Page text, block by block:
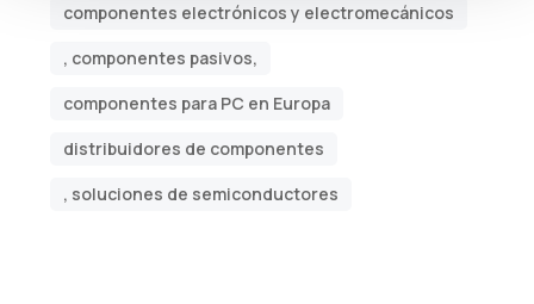
componentes electrónicos y electromecánicos
, componentes pasivos,
componentes para PC en Europa
distribuidores de componentes
, soluciones de semiconductores